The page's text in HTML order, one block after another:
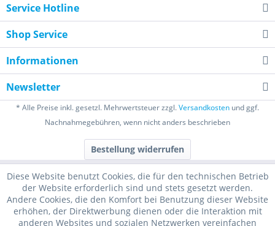
Service Hotline
Shop Service
Informationen
Newsletter
* Alle Preise inkl. gesetzl. Mehrwertsteuer zzgl.Versandkosten und ggf.
Nachnahmegebühren, wenn nicht anders beschrieben
Bestellung widerrufen
Diese Website benutzt Cookies, die für den technischen Betrieb
der Website erforderlich sind und stets gesetzt werden.
Andere Cookies, die den Komfort bei Benutzung dieser Website
erhöhen, der Direktwerbung dienen oder die Interaktion mit
anderen Websites und sozialen Netzwerken vereinfachen